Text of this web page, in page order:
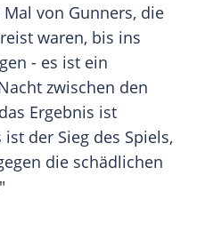
von Gunners, die
waren, bis ins
- es ist ein
zwischen den
Ergebnis ist
der Sieg des Spiels,
die schädlichen